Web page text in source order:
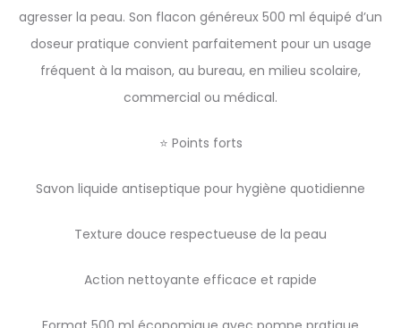
agresser la peau. Son flacon généreux 500 ml équipé d’un
doseur pratique convient parfaitement pour un usage
fréquent à la maison, au bureau, en milieu scolaire,
commercial ou médical.
⭐ Points forts
Savon liquide antiseptique pour hygiène quotidienne
Texture douce respectueuse de la peau
Action nettoyante efficace et rapide